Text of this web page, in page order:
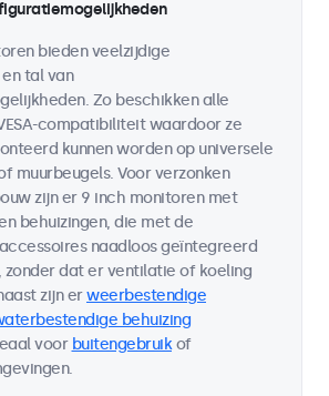
bieden veelzijdige
tal van
Zo beschikken alle
compatibiliteit waardoor ze
kunnen worden op universele
muurbeugels. Voor verzonken
zijn er 9 inch monitoren met
behuizingen, die met de
naadloos geïntegreerd
zonder dat er ventilatie of koeling
zijn erweerbestendige
behuizing
voor buitengebruikof